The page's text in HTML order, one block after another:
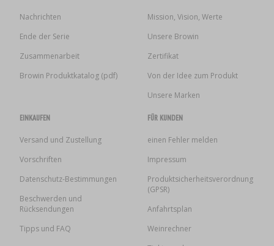
Nachrichten
Ende der Serie
Zusammenarbeit
Browin Produktkatalog (pdf)
Mission, Vision, Werte
Unsere Browin
Zertifikat
Von der Idee zum Produkt
Unsere Marken
EINKAUFEN
Versand und Zustellung
Vorschriften
Datenschutz-Bestimmungen
Beschwerden und
Rücksendungen
Tipps und FAQ
FÜR KUNDEN
einen Fehler melden
Impressum
Produktsicherheitsverordnung
(GPSR)
Anfahrtsplan
Weinrechner